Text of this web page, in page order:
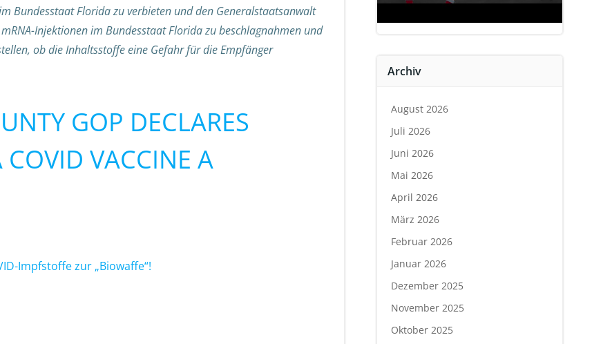
Bundesstaat Florida zu verbieten und den Generalstaatsanwalt
Injektionen im Bundesstaat Florida zu beschlagnahmen und
ob die Inhaltsstoffe eine Gefahr für die Empfänger
GOP DECLARES
VACCINE A
Impfstoffe zur „Biowaffe“!
Archiv
August 2026
Juli 2026
Juni 2026
Mai 2026
April 2026
März 2026
Februar 2026
Januar 2026
Dezember 2025
November 2025
Oktober 2025